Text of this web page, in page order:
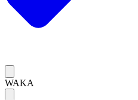
WAKA